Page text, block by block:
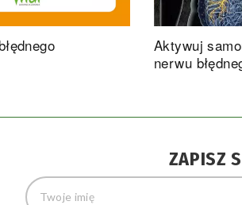
Aktywuj
nerwu
ZAPISZ